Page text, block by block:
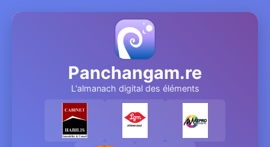
Panchangam.re
L'almanach digital des éléments